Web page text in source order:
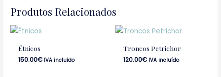
Produtos Relacionados
Étnicos
150.00€ IVA incluído
Troncos Petrichor
120.00€ IVA incluído